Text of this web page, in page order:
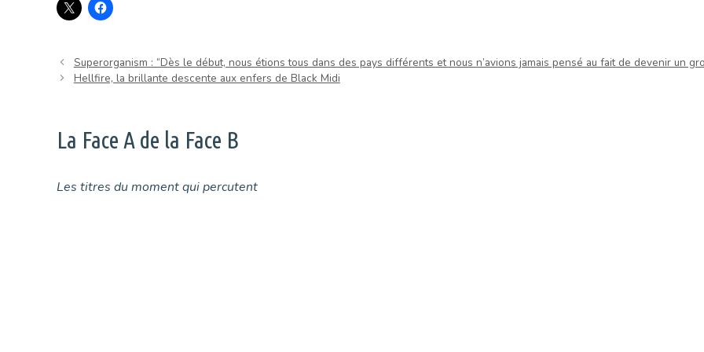
Superorganism : “Dès le début, nous étions tous dans des pays différents et nous n’avions jamais pensé au fait de devenir un
Hellfire, la brillante descente aux enfers de Black Midi
La Face A de la Face B
Les titres du moment qui percutent